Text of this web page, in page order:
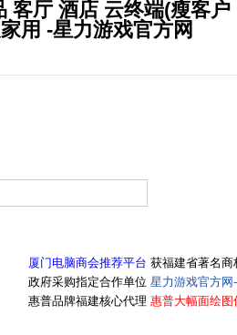
客厅 酒店 云终端(瘦客户
用 -星力游戏官方网
厦门电脑商会推荐平台 获福建省著名商
政府采购指定合作单位 星力游戏官方网
惠普品牌福建核心代理 惠普大幅面绘图